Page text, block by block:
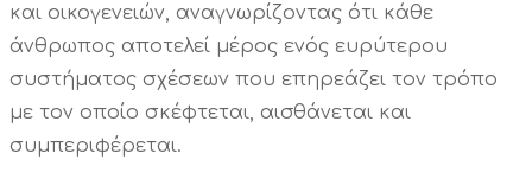
και οικογενειών, αναγνωρίζοντας ότι κάθε
άνθρωπος αποτελεί μέρος ενός ευρύτερου
συστήματος σχέσεων που επηρεάζει τον τρόπο
με τον οποίο σκέφτεται, αισθάνεται και
συμπεριφέρεται.